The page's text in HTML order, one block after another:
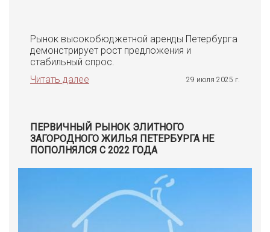
Рынок высокобюджетной аренды Петербурга
демонстрирует рост предложения и
стабильный спрос.
Читать далее
29 июля 2025 г.
ПЕРВИЧНЫЙ РЫНОК ЭЛИТНОГО
ЗАГОРОДНОГО ЖИЛЬЯ ПЕТЕРБУРГА НЕ
ПОПОЛНЯЛСЯ С 2022 ГОДА